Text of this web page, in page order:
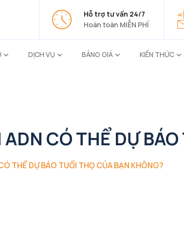
Hỗ trợ tư vấn 24/7
Hoàn toàn MIỄN PHÍ
DỊCH VỤ BẢNG GIÁ KIẾN THỨC
CÓ THỂ DỰ
THỂ DỰ BÁO TUỔI THỌ CỦA BẠN KHÔNG?